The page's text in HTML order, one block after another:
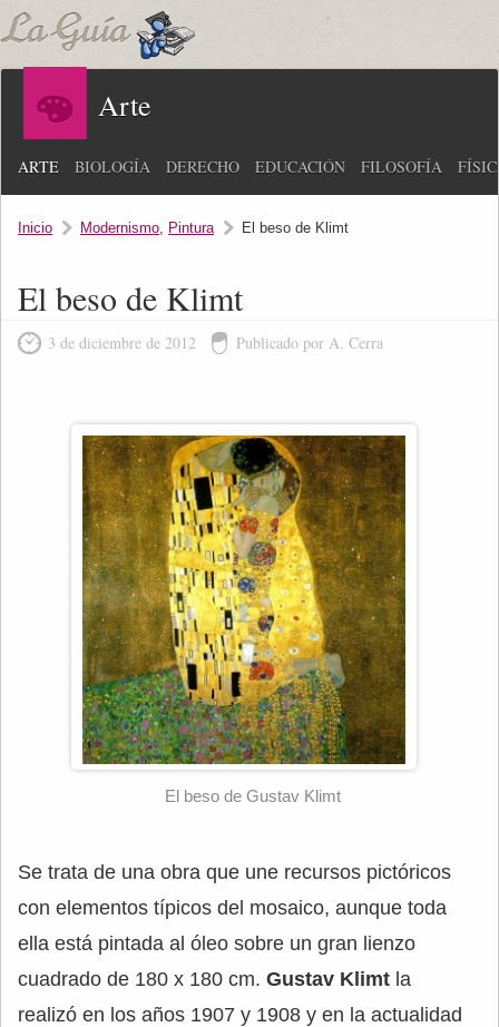
Arte
ARTE BIOLOGÍA DERECHO EDUCACIÓN FILOSOFÍA
Inicio Modernismo, Pintura El beso de Klimt
El beso de Klimt
3 de diciembre de 2012 Publicado por A. Cerra
El beso de Gustav Klimt
Se trata de una obra que une recursos pictóricos
con elementos típicos del mosaico, aunque toda
ella está pintada al óleo sobre un gran lienzo
cuadrado de 180 x 180 cm. Gustav Klimt la
realizó en los años 1907 y 1908 y en la actualidad